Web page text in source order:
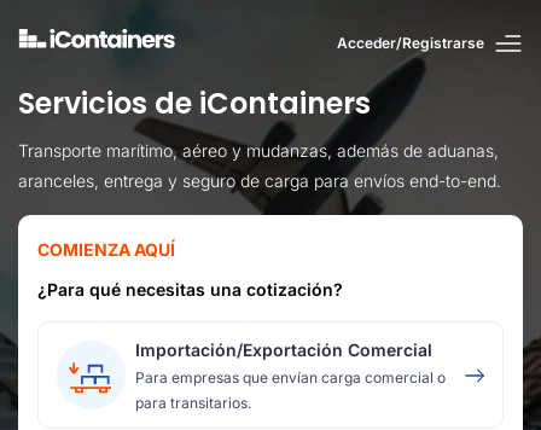
Acceder/Registrarse
Servicios de iContainers
Transporte marítimo, aéreo y mudanzas, además de aduanas,
aranceles, entrega y seguro de carga para envíos end-to-end.
COMIENZA AQUÍ
¿Para qué necesitas una cotización?
Importación/Exportación Comercial
Para empresas que envían carga comercial o
para transitarios.